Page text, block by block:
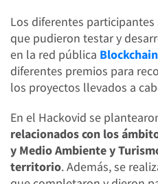
Los diferentes
que pudieron testar y
en la red pública
diferentes premios para
los proyectos llevados a
En el Hackovid se
relacionados con los
y Medio Ambiente y
territorio. Además, se